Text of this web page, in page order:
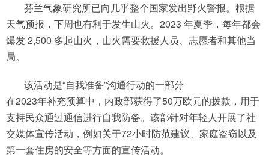
芬兰气象研究所已向几乎整个国家发出野火警报。根据
天气预报，下周也有利于发生山火。2023 年夏季，每年都会
爆发 2,500 多起山火，山火需要救援人员、志愿者和其他当
局。
该活动是“自我准备”沟通行动的一部分
在2023年补充预算中，内政部获得了50万欧元的拨款，用于
支持民众通过通信进行自我防备。该部针对年轻人开展了社
交媒体宣传活动，例如关于72小时防范建议、家庭盗窃以及
第一套住房的安全等方面的宣传活动。